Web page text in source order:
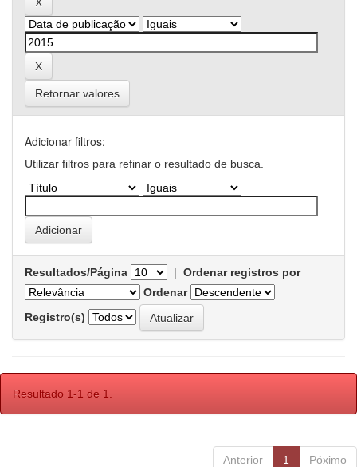
Retornar valores
Adicionar filtros:
Utilizar filtros para refinar o resultado de busca.
Resultados/Página | Ordenar registros por
Ordenar
Registro(s)
Resultado 1-1 de 1.
Anterior 1 Póximo